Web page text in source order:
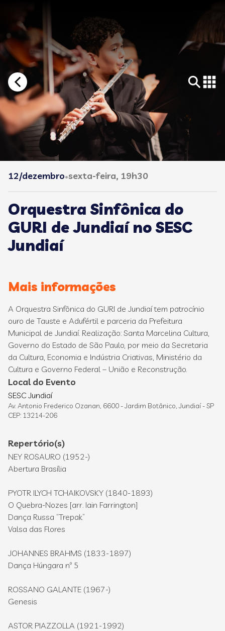
12/dezembro•sexta-feira, 19h30
Orquestra Sinfônica do
GURI de Jundiaí no SESC
Jundiaí
Mais informações
A Orquestra Sinfônica do GURI de Jundiaí tem patrocínio
ouro de Tauste e Adufértil e parceria da Prefeitura
Municipal de Jundiaí. Realização: Santa Marcelina Cultura,
Governo do Estado de São Paulo, por meio da Secretaria
da Cultura, Economia e Indústria Criativas, Ministério da
Cultura e Governo Federal – União e Reconstrução.
Local do Evento
SESC Jundiaí
Av. Antonio Frederico Ozanan, 6600 - Jardim Botânico, Jundiaí - SP
CEP: 13214-206
Repertório(s)
NEY ROSAURO (1952-)
Abertura Brasília
PYOTR ILYCH TCHAIKOVSKY (1840-1893)
O Quebra-Nozes [arr. Iain Farrington]
Dança Russa “Trepak”
Valsa das Flores
JOHANNES BRAHMS (1833-1897)
Dança Húngara nº 5
ROSSANO GALANTE (1967-)
Genesis
ASTOR PIAZZOLLA (1921-1992)